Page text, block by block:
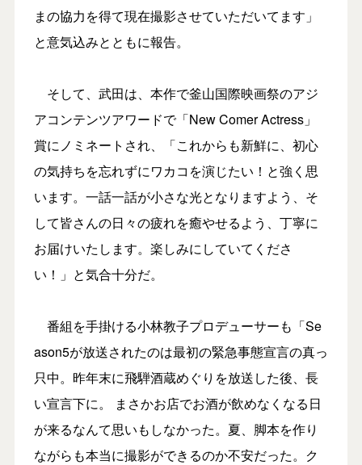
まの協力を得て現在撮影させていただいてます」
と意気込みとともに報告。
そして、武田は、本作で釜山国際映画祭のアジ
アコンテンツアワードで「New Comer Actress」
賞にノミネートされ、「これからも新鮮に、初心
の気持ちを忘れずにワカコを演じたい！と強く思
います。一話一話が小さな光となりますよう、そ
して皆さんの日々の疲れを癒やせるよう、丁寧に
お届けいたします。楽しみにしていてくださ
い！」と気合十分だ。
番組を手掛ける小林教子プロデューサーも「Se
ason5が放送されたのは最初の緊急事態宣言の真っ
只中。昨年末に飛騨酒蔵めぐりを放送した後、長
い宣言下に。 まさかお店でお酒が飲めなくなる日
が来るなんて思いもしなかった。夏、脚本を作り
ながらも本当に撮影ができるのか不安だった。ク